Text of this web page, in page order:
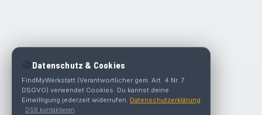
🍪 Datenschutz & Cookies
FindMyWerkstatt (Verantwortlicher gem. Art. 4 Nr. 7
DSGVO) verwendet Cookies. Du kannst deine
Einwilligung jederzeit widerrufen. Datenschutzerklärung
· DSB kontaktieren